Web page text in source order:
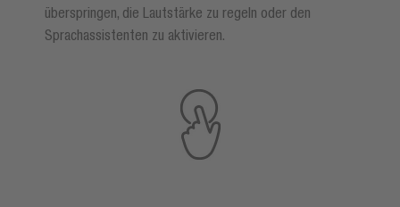
überspringen, die Lautstärke zu regeln oder den
Sprachassistenten zu aktivieren.